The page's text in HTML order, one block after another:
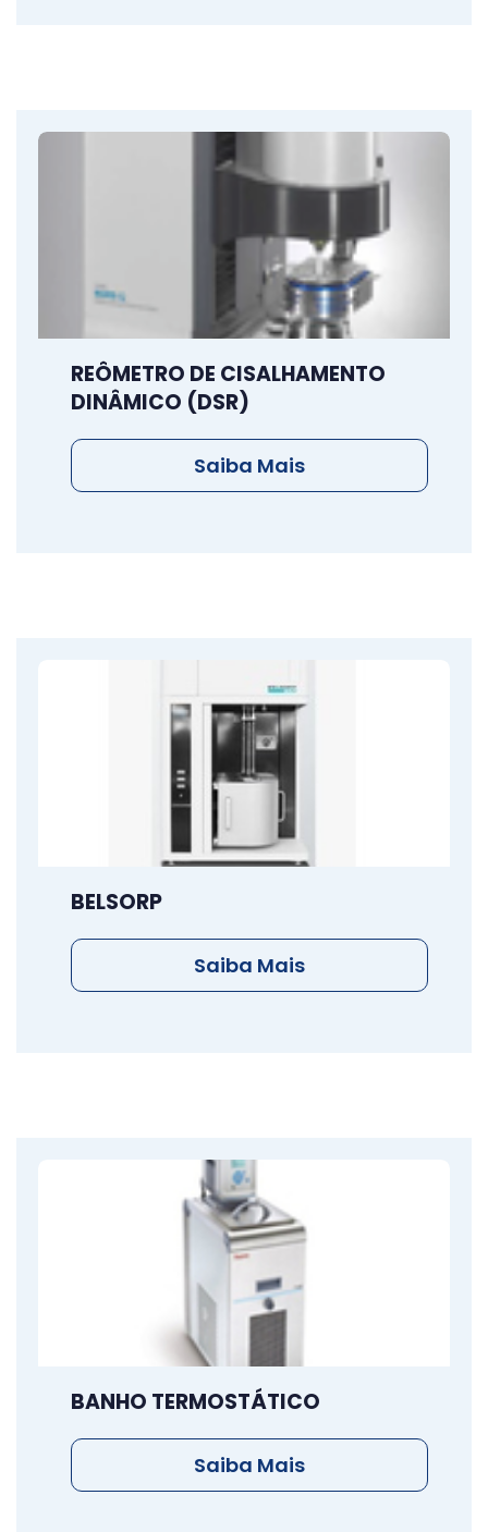
REÔMETRO DE CISALHAMENTO
DINÂMICO (DSR)
Saiba Mais
BELSORP
Saiba Mais
BANHO TERMOSTÁTICO
Saiba Mais